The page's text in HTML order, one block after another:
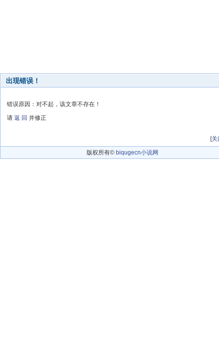
出现错误！
错误原因：对不起，该文章不存在！
请 返 回 并修正
[关
版权所有© biqugecn小说网